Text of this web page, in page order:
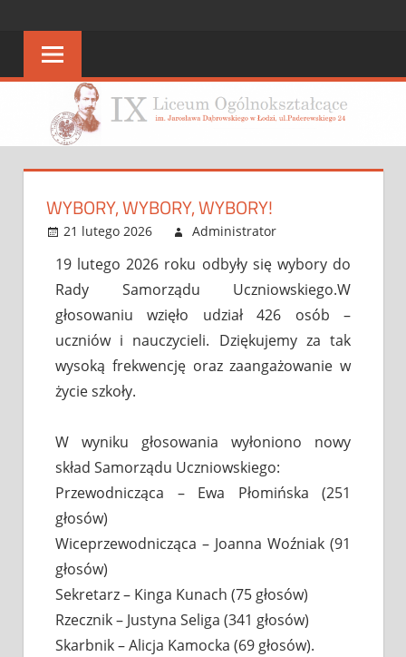
IX
LO
strona
LO
WYBORY, WYBORY, WYBORY!
21 lutego 2026 Administrator
19 lutego 2026 roku odbyły się wybory do
Rady Samorządu Uczniowskiego.W
głosowaniu wzięło udział 426 osób –
uczniów i nauczycieli. Dziękujemy za tak
wysoką frekwencję oraz zaangażowanie w
życie szkoły.
W wyniku głosowania wyłoniono nowy
skład Samorządu Uczniowskiego:
Przewodnicząca – Ewa Płomińska (251
głosów)
Wiceprzewodnicząca – Joanna Woźniak (91
głosów)
Sekretarz – Kinga Kunach (75 głosów)
Rzecznik – Justyna Seliga (341 głosów)
Skarbnik – Alicja Kamocka (69 głosów).